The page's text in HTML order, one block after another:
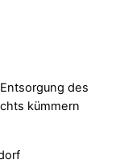
des
kümmern